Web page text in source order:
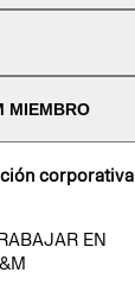
MIEMBRO
corporativa
EN